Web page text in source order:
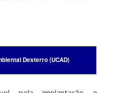
Desterro (UCAD)